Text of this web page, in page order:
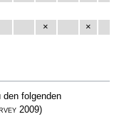
× ×
den folgenden
2009)